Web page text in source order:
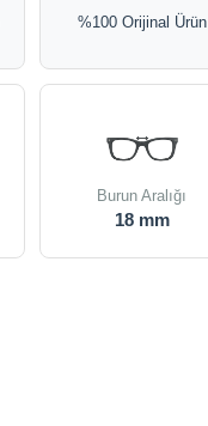
%100 Orijinal Ürün
Burun Aralığı
18 mm